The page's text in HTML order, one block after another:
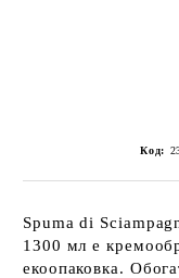
Код:
Spuma di
1300 мл е
екоопаковка.